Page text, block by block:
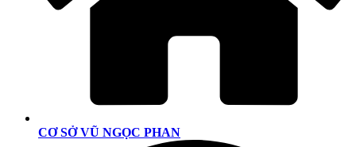
CƠ SỞ VŨ NGỌC PHAN